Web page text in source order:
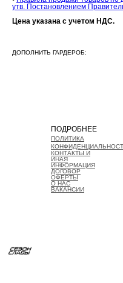
утв. Постановлением
Цена указана с учетом НДС.
ДОПОЛНИТЬ ГАРДЕРОБ:
ПОДРОБНЕЕ
ПОЛИТИКА
КОНТАКТЫ И
ИНАЯ
ИНФОРМАЦИЯ
ДОГОВОР
ОФЕРТЫ
О НАС
ВАКАНСИИ